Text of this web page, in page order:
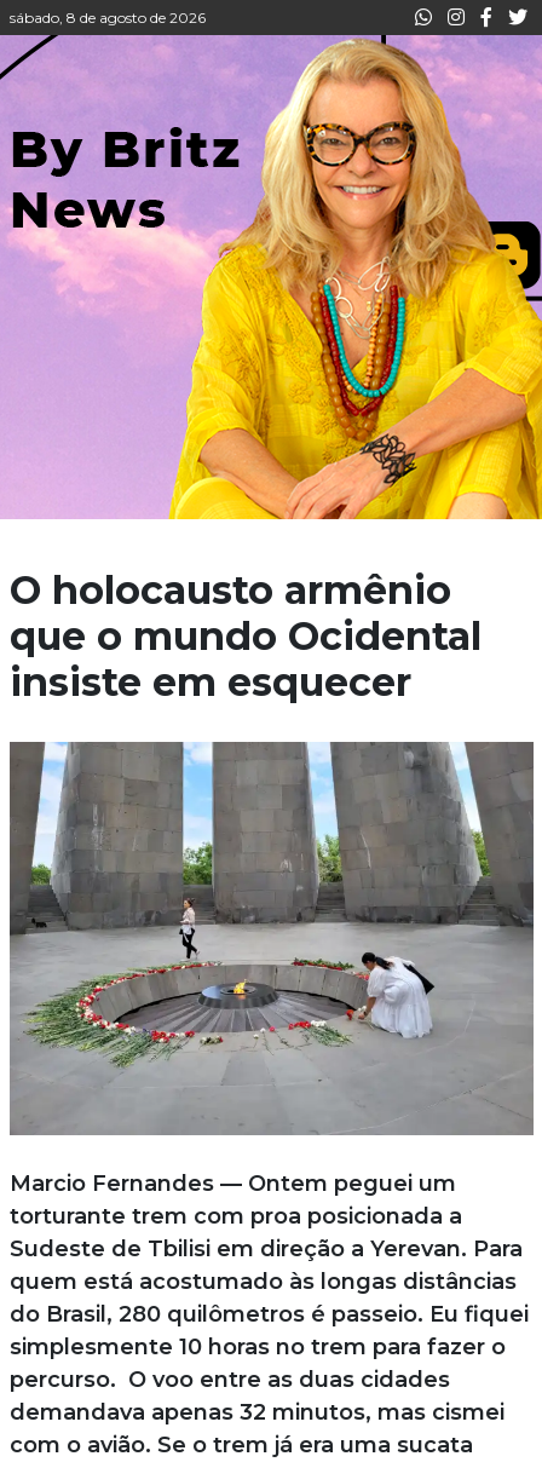
sábado, 8 de agosto de 2026
O holocausto armênio
que o mundo Ocidental
insiste em esquecer
Marcio Fernandes — Ontem peguei um
torturante trem com proa posicionada a
Sudeste de Tbilisi em direção a Yerevan. Para
quem está acostumado às longas distâncias
do Brasil, 280 quilômetros é passeio. Eu fiquei
simplesmente 10 horas no trem para fazer o
percurso. O voo entre as duas cidades
demandava apenas 32 minutos, mas cismei
com o avião. Se o trem já era uma sucata